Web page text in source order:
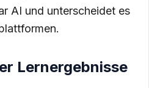
AI und unterscheidet es
Lernergebnisse